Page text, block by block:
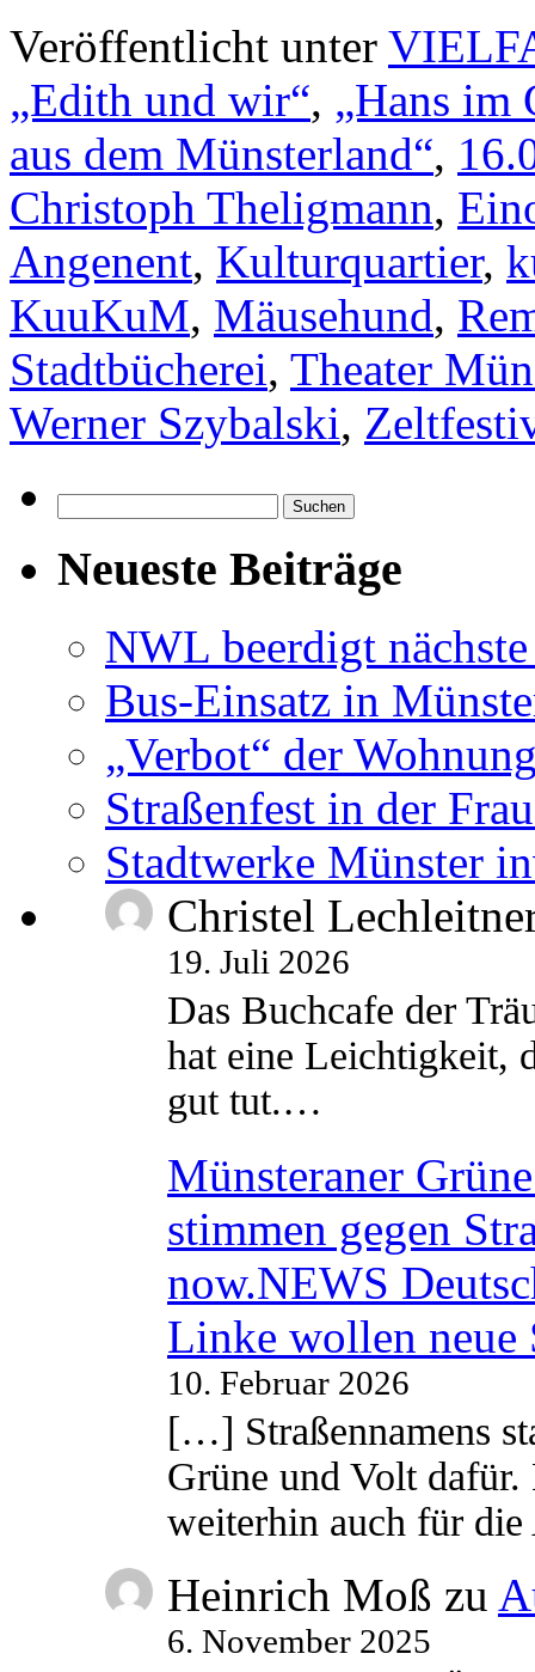
Veröffentlicht unter
„Edith und wir“, „Hans im
aus dem Münsterland“,
Christoph Theligmann,
Angenent, Kulturquartier,
KuuKuM, Mäusehund,
Stadtbücherei, Theater
Werner Szybalski,
nach:
Neueste Beiträge
NWL beerdigt
Bus-Einsatz in
„Verbot“ der
Straßenfest in der
Stadtwerke Münster
Christel
19. Juli 2026
Das Buchcafe der
hat eine Leichtigkeit,
gut tut.…
Münsteraner
stimmen gegen
now.NEWS
Linke wollen neue
10. Februar 2026
[…] Straßennamens
Grüne und Volt
weiterhin auch für
Heinrich Moß zu
6. November 2025